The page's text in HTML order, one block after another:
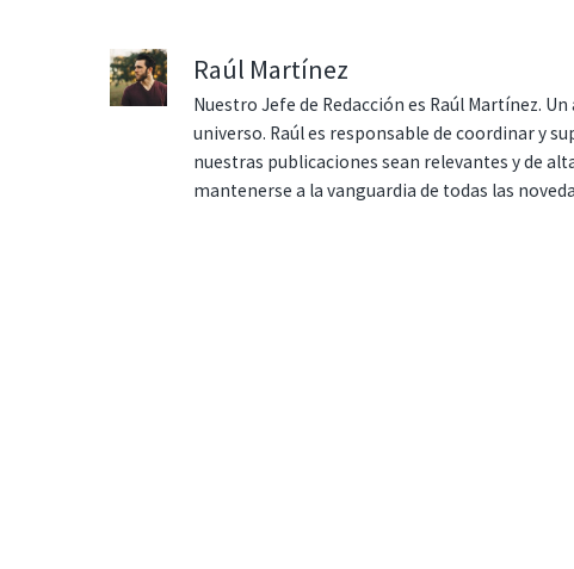
Raúl Martínez
Nuestro Jefe de Redacción es Raúl Martínez.
universo. Raúl es responsable de coordinar y
nuestras publicaciones sean relevantes y de
mantenerse a la vanguardia de todas las